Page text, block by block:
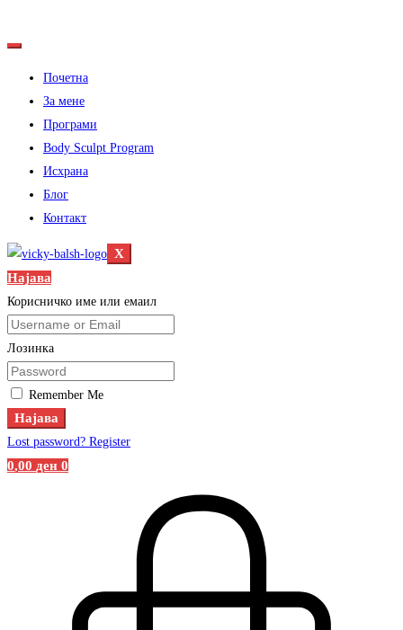
Почетна
За мене
Програми
Body Sculpt Program
Исхрана
Блог
Контакт
X
Најава
Корисничко име или емаил
Лозинка
Remember Me
Најава
Lost password? Register
0,00 ден 0